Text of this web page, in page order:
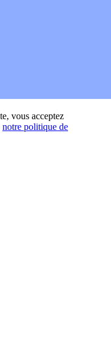
vous acceptez
notre politique de